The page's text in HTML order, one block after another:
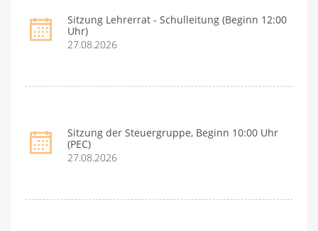
Sitzung Lehrerrat - Schulleitung (Beginn 12:00
Uhr)
27.08.2026
Sitzung der Steuergruppe, Beginn 10:00 Uhr
(PEC)
27.08.2026